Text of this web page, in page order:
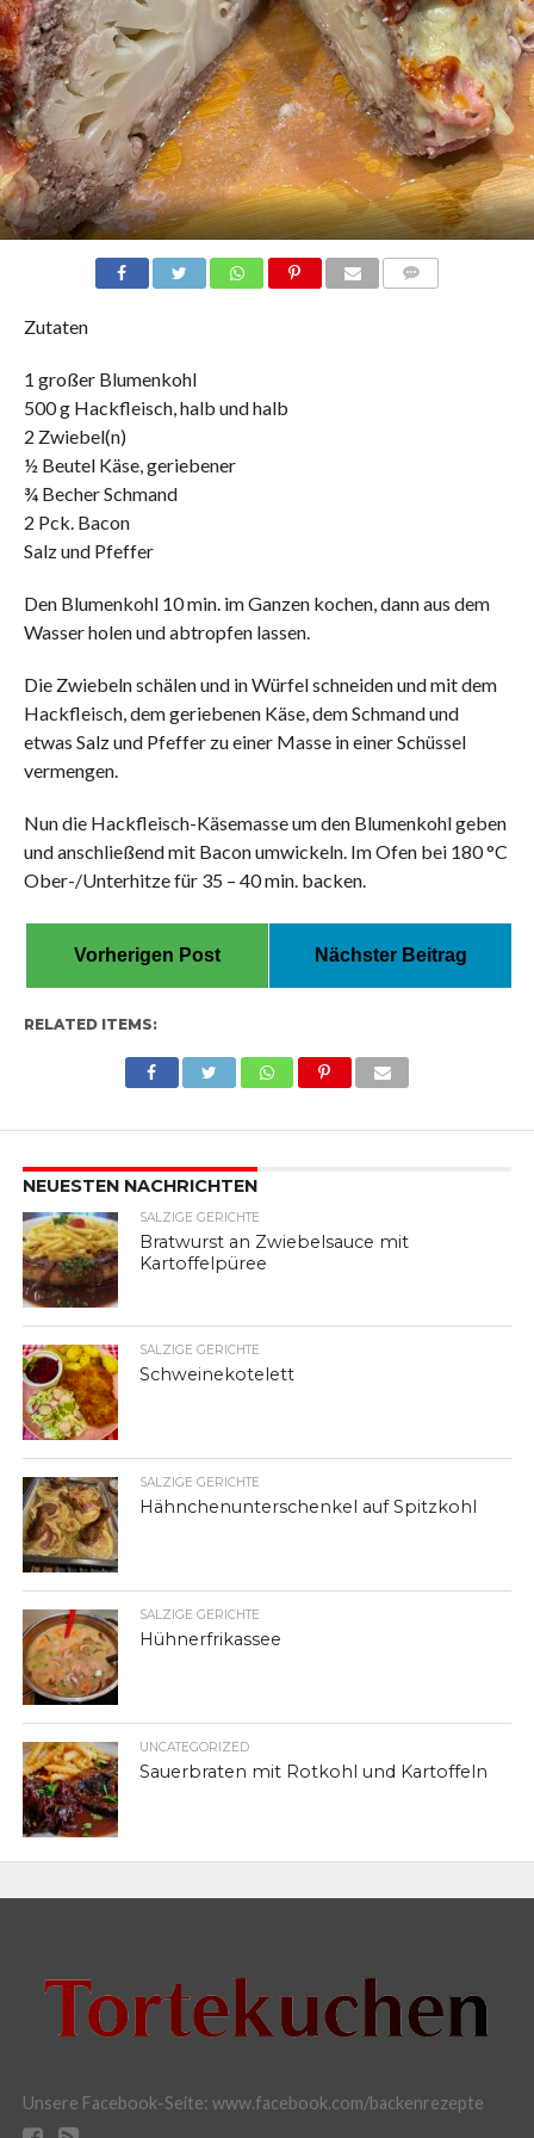
Zutaten
1 großer Blumenkohl
500 g Hackfleisch, halb und halb
2 Zwiebel(n)
½ Beutel Käse, geriebener
¾ Becher Schmand
2 Pck. Bacon
Salz und Pfeffer
Den Blumenkohl 10 min. im Ganzen kochen, dann aus dem
Wasser holen und abtropfen lassen.
Die Zwiebeln schälen und in Würfel schneiden und mit dem
Hackfleisch, dem geriebenen Käse, dem Schmand und
etwas Salz und Pfeffer zu einer Masse in einer Schüssel
vermengen.
Nun die Hackfleisch-Käsemasse um den Blumenkohl geben
und anschließend mit Bacon umwickeln. Im Ofen bei 180 °C
Ober-/Unterhitze für 35 – 40 min. backen.
Vorherigen Post Nächster Beitrag
RELATED ITEMS:
NEUESTEN NACHRICHTEN
SALZIGE GERICHTE
Bratwurst an Zwiebelsauce mit
Kartoffelpüree
SALZIGE GERICHTE
Schweinekotelett
SALZIGE GERICHTE
Hähnchenunterschenkel auf Spitzkohl
SALZIGE GERICHTE
Hühnerfrikassee
UNCATEGORIZED
Sauerbraten mit Rotkohl und Kartoffeln
Unsere Facebook-Seite: www.facebook.com/backenrezepte